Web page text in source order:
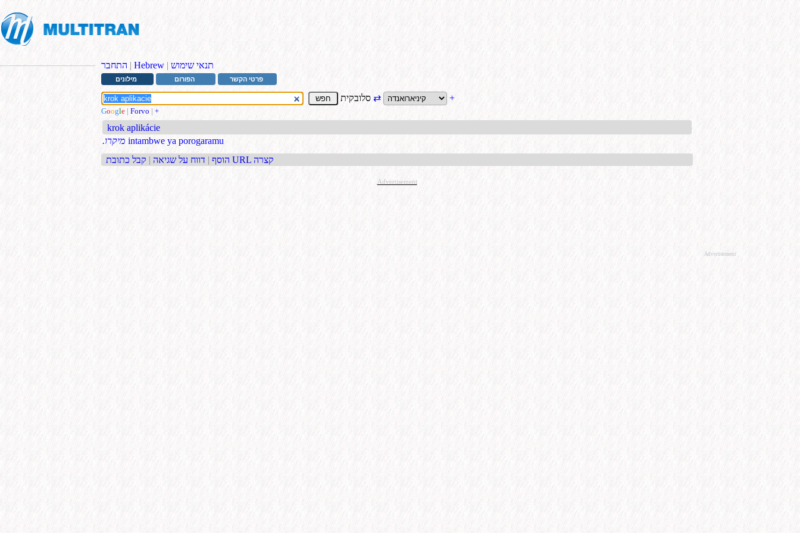
התחבר | Hebrew | תנאי שימוש
מילונים הפורום פרטי הקשר
⇄ +
Google | Forvo | +
krok aplikácie
.מיקרו intambwe ya porogaramu
הוסף | דווח על שגיאה | קבל כתובת URL קצרה
Advertisement
Advertisement